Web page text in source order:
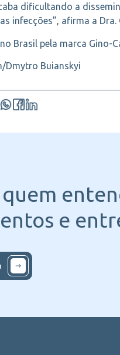
dificultando a
infecções”, afirma a Dra.
Brasil pela marca Gino-
Dmytro Buianskyi
quem
e